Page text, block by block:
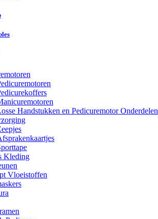
Handstukken en Pedicuremotor Onderdelen
Kleding
Vloeistoffen